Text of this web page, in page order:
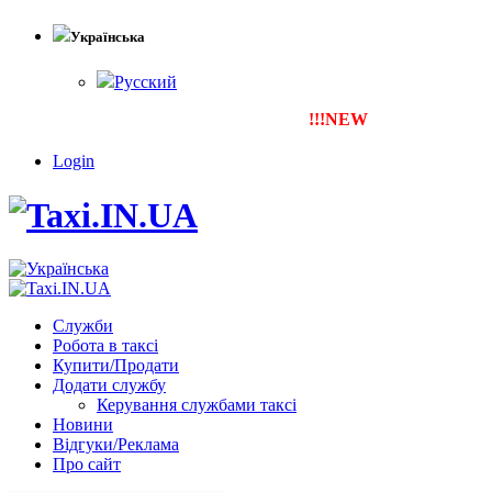
Українська
Русский
!!!NEW Тепер ти можеш
Login
Служби
Робота в таксі
Купити/Продати
Додати службу
Керування службами таксі
Новини
Відгуки/Реклама
Про сайт